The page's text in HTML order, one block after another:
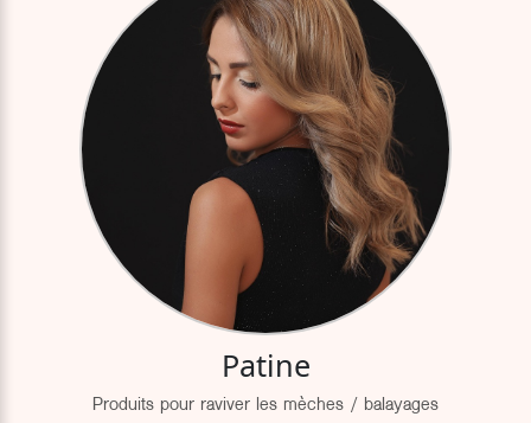
Patine
Produits pour raviver les mèches / balayages